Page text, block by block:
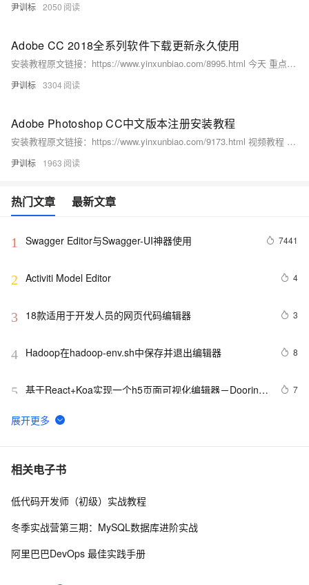
尹训标 2050
Adobe CC 2018全系列软件下载更新永久使用
安装教程原文链接：https://www.yinxunbiao.com/8995.html 今天 重点更新一下 现在要关注的几个问题 1.软件下载 2.软件安装 3.
尹训标 3304
Adobe Photoshop CC中文版本注册安装教程
安装教程原文链接：https://www.yinxunbiao.com/9173.html 视频教程 Adobe Photoshop CC中文永久注册安装教程 PSCC版本_腾讯视频 https://v.qq.com/x/page/b07118gj9a1.html 链接复制到浏览器或者客户端观看1080P体验更清晰 Adobe Photoshop CC 链接：https://pan.baidu.com/s/1aWJfx_orh06MaQQWk4KWgw 密码：lbuj 图文教程 首先下载好我提供的软件，把他解压出来，得到一个安装包。
尹训标 1963
热门文章 最新文章
1 Swagger Editor与Swagger-UI神器使用 7441
2 Activiti Model Editor 4
3 18款适用于开发人员的网页代码编辑器 3
4 Hadoop在hadoop-env.sh中保存并退出编辑器 8
5 基于React+Koa实现一个h5页面可视化编辑器－Dooring
7
6 vim编辑器的使用
7 实例 centos8 系统通过 snaps 安装markdown编辑器
8 来，教你开发一款图形编辑器
相关电子书
低代码开发师（初级）实战教程
冬季实战营第三期：MySQL数据库进阶实战
阿里巴巴DevOps 最佳实践手册